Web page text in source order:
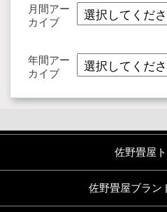
月間アー
カイブ
年間アー
カイブ
佐野畳屋
佐野畳屋ブラン